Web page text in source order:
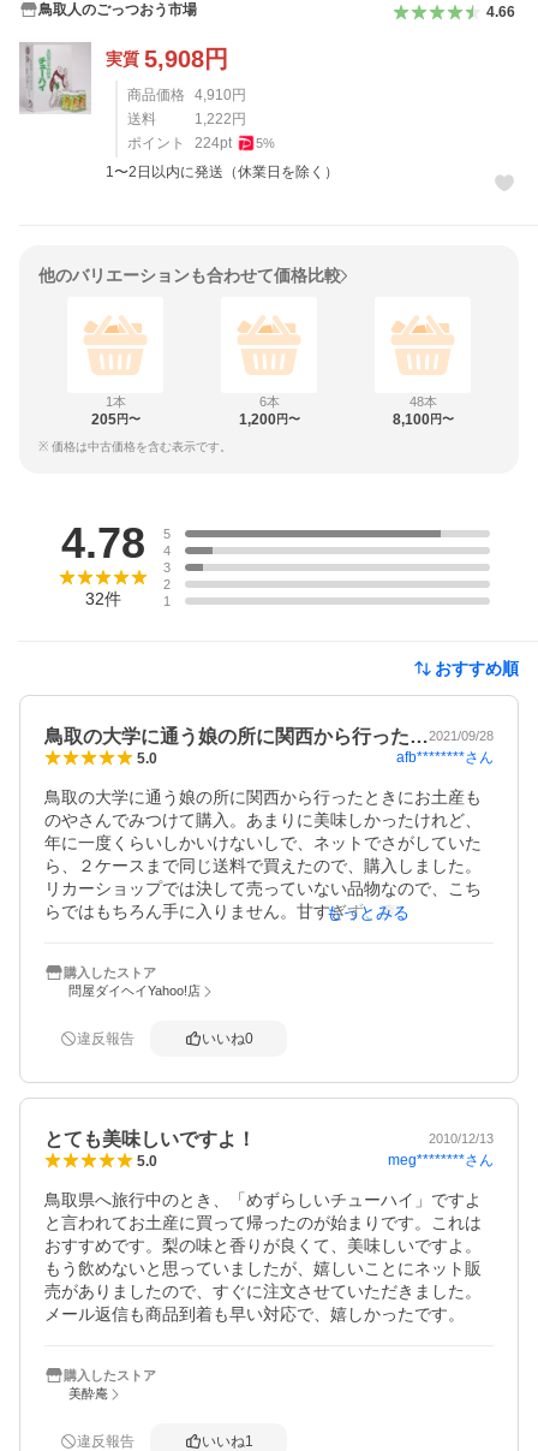
鳥取人のごっつおう市場 4.66
実質 5,908円
商品価格 4,910 円
送料
1,222 円
ポイント
224pt 5%
1〜2日以内に発送（休業日を除く）
他のバリエーションも合わせて価格比較
1本
205円〜
6本
1,200円〜
48本
8,100円〜
※ 価格は中古価格を含む表示です。
4.78
32件
5
4
3
2
1
おすすめ順
鳥取の大学に通う娘の所に関西から行った…2021/09/28
5.0 afb********さん
鳥取の大学に通う娘の所に関西から行ったときにお土産も
のやさんでみつけて購入。あまりに美味しかったけれど、
年に一度くらいしかいけないしで、ネットでさがしていた
ら、２ケースまで同じ送料で買えたので、購入しました。
リカーショップでは決して売っていない品物なので、こち
らではもちろん手に入りません。甘すぎず、爽やかな梨の
もっとみる
購入したストア
問屋ダイヘイYahoo!店
違反報告 いいね0
とても美味しいですよ！ 2010/12/13
5.0 meg********さん
鳥取県へ旅行中のとき、「めずらしいチューハイ」ですよ
と言われてお土産に買って帰ったのが始まりです。これは
おすすめです。梨の味と香りが良くて、美味しいですよ。
もう飲めないと思っていましたが、嬉しいことにネット販
売がありましたので、すぐに注文させていただきました。
メール返信も商品到着も早い対応で、嬉しかったです。
購入したストア
美酔庵
違反報告 いいね1